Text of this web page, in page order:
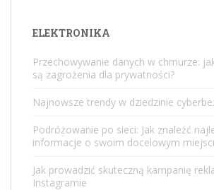
ELEKTRONIKA
Przechowywanie danych w chmurze:
są zagrożenia dla prywatności?
Najnowsze trendy w dziedzinie
Podróżowanie po sieci: Jak znaleźć
informacje o swoim docelowym
Jak prowadzić skuteczną kampanię
Instagramie